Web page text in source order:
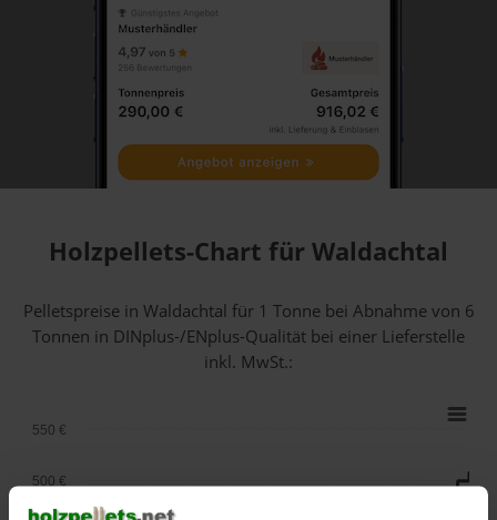
Holzpellets-Chart für Waldachtal
Pelletspreise in Waldachtal für 1 Tonne bei Abnahmevon 6
Tonnen in DINplus-/ENplus-Qualität bei einer Lieferstelle
inkl. MwSt.:
500 €
550 €